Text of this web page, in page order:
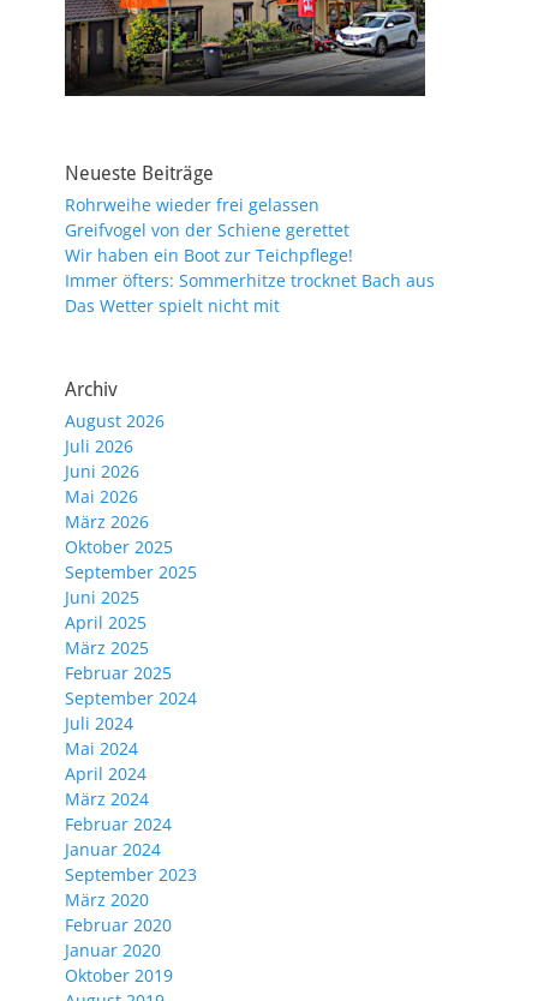
Neueste Beiträge
Rohrweihe wieder frei gelassen
Greifvogel von der Schiene gerettet
Wir haben ein Boot zur Teichpflege!
Immer öfters: Sommerhitze trocknet Bach aus
Das Wetter spielt nicht mit
Archiv
August 2026
Juli 2026
Juni 2026
Mai 2026
März 2026
Oktober 2025
September 2025
Juni 2025
April 2025
März 2025
Februar 2025
September 2024
Juli 2024
Mai 2024
April 2024
März 2024
Februar 2024
Januar 2024
September 2023
März 2020
Februar 2020
Januar 2020
Oktober 2019